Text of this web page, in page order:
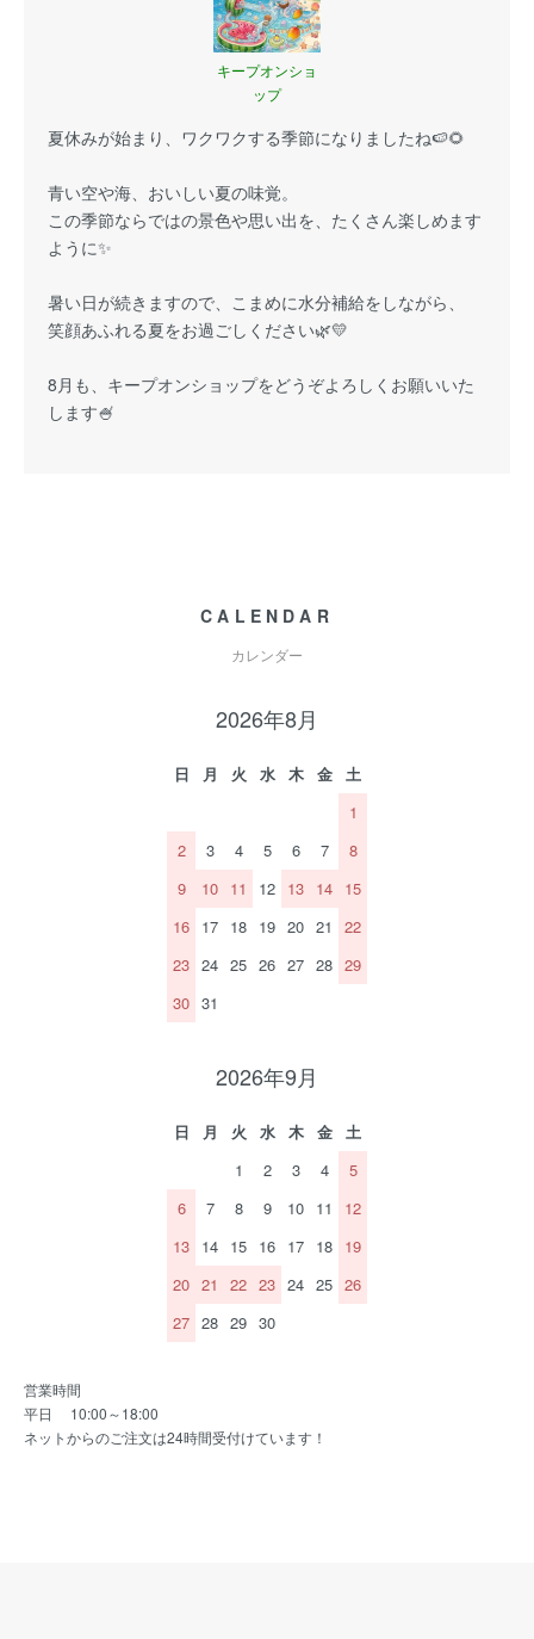
キープオンショ
ップ
夏休みが始まり、ワクワクする季節になりましたね🍉🌻
青い空や海、おいしい夏の味覚。
この季節ならではの景色や思い出を、たくさん楽しめます
ように✨
暑い日が続きますので、こまめに水分補給をしながら、
笑顔あふれる夏をお過ごしください🌿💛
8月も、キープオンショップをどうぞよろしくお願いいた
します🍧
CALENDAR
カレンダー
2026年8月
日 月 火 水 木 金
土
1
2
3 4 5 6 7
8
9
10 11 12 13 14 15
16 17 18 19 20 21
22
23 24 25 26 27 28 29
30 31
2026年9月
日 月 火 水 木 金
土
1
2 3 4
5
6
7 8 9 10 11
12
13 14 15 16 17 18 19
20 21 22 23 24 25 26
27 28 29 30
営業時間
平日 10:00～18:00
ネットからのご注文は24時間受付けています！